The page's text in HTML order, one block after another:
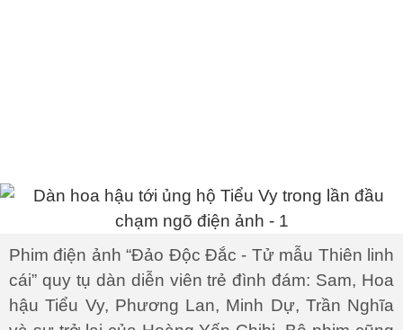
Phim điện ảnh “Đảo Độc Đắc - Tử mẫu Thiên linh
cái” quy tụ dàn diễn viên trẻ đình đám: Sam, Hoa
hậu Tiểu Vy, Phương Lan, Minh Dự, Trần Nghĩa